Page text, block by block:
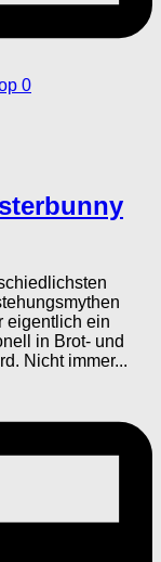
0
eigentlich ein
in Brot- und
Nicht immer...